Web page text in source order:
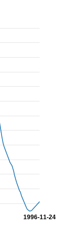
1996-11-24